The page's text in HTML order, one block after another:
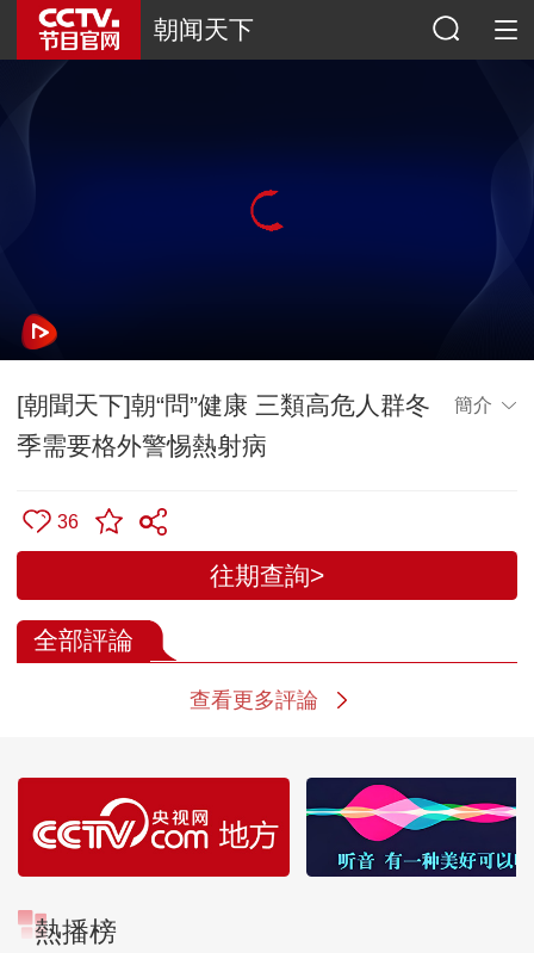
朝闻天下
[朝聞天下]朝“問”健康 三類高危人群冬
季需要格外警惕熱射病
簡介
36
往期查詢>
全部評論
查看更多評論
熱播榜